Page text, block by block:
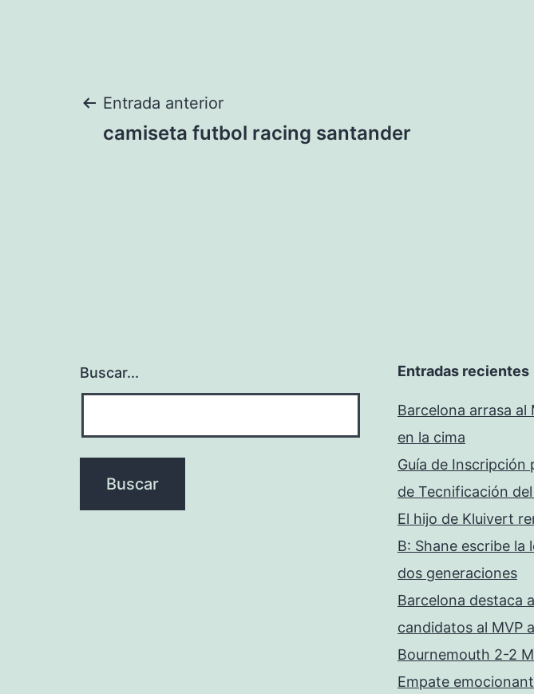
Navegación
Entrada anterior
camiseta futbol racing santander
Buscar... Entradas recientes
Barcelona arrasa al
en la cima
Guía de Inscripción
de Tecnificación
El hijo de Kluivert
B: Shane escribe la
dos generaciones
Barcelona destaca
candidatos al MVP
Bournemouth 2-2
Empate